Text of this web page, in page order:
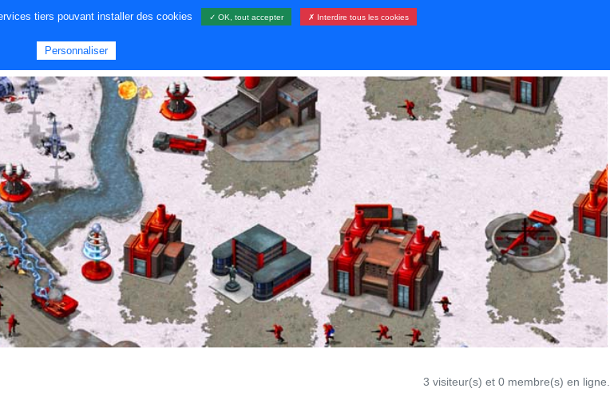
3 visiteur(s) et 0 membre(s) en ligne.
tiers pouvant installer des cookies ✓ OK, tout accepter ✗ Interdire tous les cookies
Personnaliser